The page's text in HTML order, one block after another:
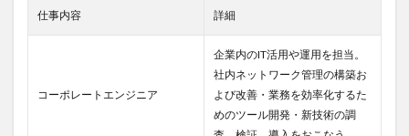
仕事内容 詳細
コーポレートエンジニア
企業内のIT活用や運用を担当。
社内ネットワーク管理の構築お
よび改善・業務を効率化するた
めのツール開発・新技術の調